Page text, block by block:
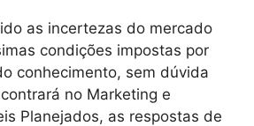
as incertezas do mercado
condições impostas por
conhecimento, sem dúvida
no Marketing e
Planejados, as respostas de